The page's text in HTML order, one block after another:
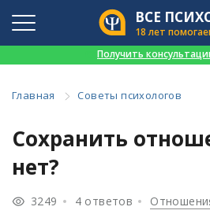
ВСЕ
18 лет
Получить
Главная Советы психологов
Сохранить
нет?
3249 4 ответов